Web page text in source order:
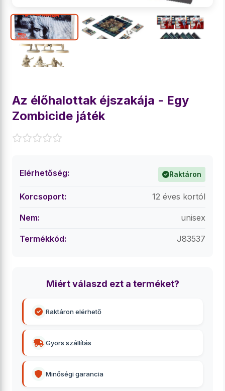
Az élőhalottak éjszakája - Egy
Zombicide játék
Elérhetőség: Raktáron
Korcsoport: 12 éves kortól
Nem: unisex
Termékkód: J83537
Miért válaszd ezt a terméket?
Raktáron elérhető
Gyors szállítás
Minőségi garancia